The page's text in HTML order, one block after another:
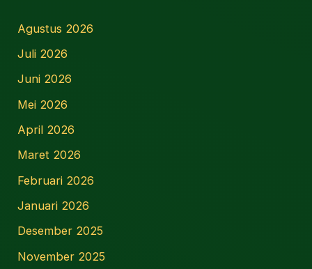
Agustus 2026
Juli 2026
Juni 2026
Mei 2026
April 2026
Maret 2026
Februari 2026
Januari 2026
Desember 2025
November 2025